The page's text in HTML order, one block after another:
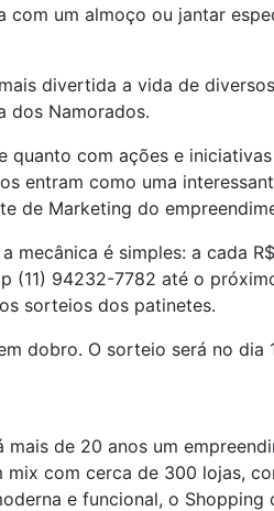
um almoço ou jantar
divertida a vida de
dos Namorados.
com ações e
entram como uma
de Marketing do
mecânica é simples: a cada
(11) 94232-7782 até o
sorteios dos patinetes.
dobro. O sorteio será no dia
de 20 anos um
com cerca de 300 lojas,
e funcional, o Shopping